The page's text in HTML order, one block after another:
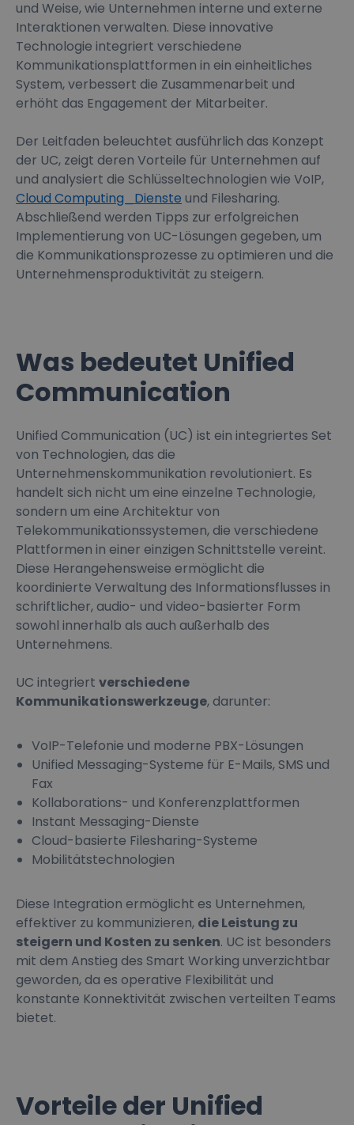
und Weise, wie Unternehmen interne und externe
Interaktionen verwalten. Diese innovative
Technologie integriert verschiedene
Kommunikationsplattformen in ein einheitliches
System, verbessert die Zusammenarbeit und
erhöht das Engagement der Mitarbeiter.
Der Leitfaden beleuchtet ausführlich das Konzept
der UC, zeigt deren Vorteile für Unternehmen auf
und analysiert die Schlüsseltechnologien wie VoIP,
Cloud Computing_Dienste und Filesharing.
Abschließend werden Tipps zur erfolgreichen
Implementierung von UC-Lösungen gegeben, um
die Kommunikationsprozesse zu optimieren und die
Unternehmensproduktivität zu steigern.
Was bedeutet Unified
Communication
Unified Communication (UC) ist ein integriertes Set
von Technologien, das die
Unternehmenskommunikation revolutioniert. Es
handelt sich nicht um eine einzelne Technologie,
sondern um eine Architektur von
Telekommunikationssystemen, die verschiedene
Plattformen in einer einzigen Schnittstelle vereint.
Diese Herangehensweise ermöglicht die
koordinierte Verwaltung des Informationsflusses in
schriftlicher, audio- und video-basierter Form
sowohl innerhalb als auch außerhalb des
Unternehmens.
UC integriert verschiedene
Kommunikationswerkzeuge, darunter:
VoIP-Telefonie und moderne PBX-Lösungen
Unified Messaging-Systeme für E-Mails, SMS und
Fax
Kollaborations- und Konferenzplattformen
Instant Messaging-Dienste
Cloud-basierte Filesharing-Systeme
Mobilitätstechnologien
Diese Integration ermöglicht es Unternehmen,
effektiver zu kommunizieren, die Leistung zu
steigern und Kosten zu senken. UC ist besonders
mit dem Anstieg des Smart Working unverzichtbar
geworden, da es operative Flexibilität und
konstante Konnektivität zwischen verteilten Teams
bietet.
Vorteile der Unified